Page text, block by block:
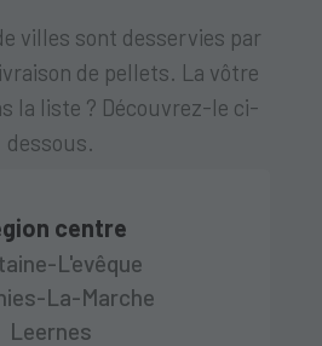
villes sont desservies par
de pellets. La vôtre
la liste ? Découvrez-le ci-
dessous.
centre
L'evêque
La-Marche
Leernes